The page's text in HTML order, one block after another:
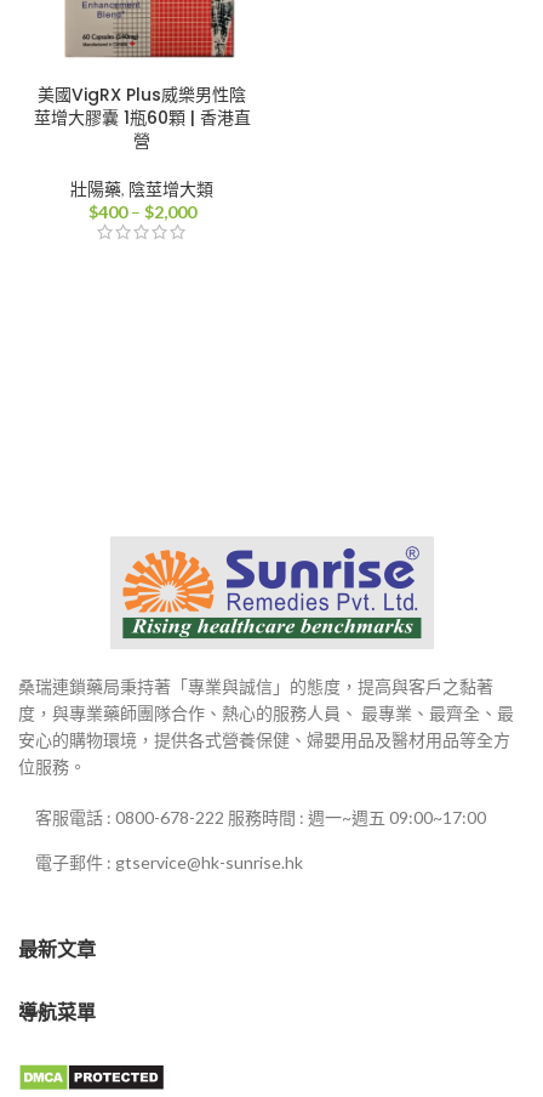
美國VigRX Plus威樂男性陰
莖增大膠囊 1瓶60顆 | 香港直
營
壯陽藥, 陰莖增大類
$400 – $2,000價
桑瑞連鎖藥局秉持著「專業與誠信」的態度，提高與客戶之黏著
度，與專業藥師團隊合作、熱心的服務人員、 最專業、最齊全、最
安心的購物環境，提供各式營養保健、婦嬰用品及醫材用品等全方
位服務。
客服電話 : 0800-678-222 服務時間 : 週一~週五 09:00~17:00
電子郵件 : gtservice@hk-sunrise.hk
最新文章
導航菜單